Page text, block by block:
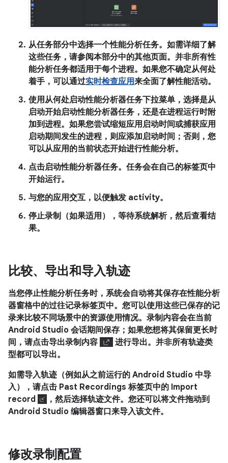
从任务部分中选择一个性能分析任务。如需详细了解
这些任务，请参阅本部分中的其他页面。并非所有性
能分析任务都适用于每个进程。如果您不确定从何处
着手，可以通过实时检查应用来全面了解性能活动。
使用从何处启动性能分析器任务下拉菜单，选择是从
启动开始启动性能分析器任务，还是在进程运行时附
加到进程。如果您尝试缩短应用启动时间或捕获应用
启动期间发生的进程，则应添加启动时间；否则，您
可以从应用的当前状态开始进行性能分析。
点击启动性能分析器任务。任务会在自己的标签页中
开始运行。
与您的应用交互，以便触发 activity。
停止录制（如果适用），等待系统解析，然后查看结
果。
比较、导出和导入轨迹
当您停止性能分析任务时，系统会自动将其保存在性能分析
器窗格中的过往记录标签页中。您可以使用这些已保存的记
录来比较不同场景中的资源使用情况。录制内容会在当前
Android Studio 会话期间保存；如果您想将其保留更长时
间，请点击导出录制内容
进行导出。并非所有轨迹类
型都可以导出。
如需导入轨迹（例如从之前运行的 Android Studio 中导
入），请点击 Past Recordings 标签页中的 Import
record
，然后选择轨迹文件。您还可以将文件拖动到
Android Studio 编辑器窗口来导入该文件。
修改录制配置